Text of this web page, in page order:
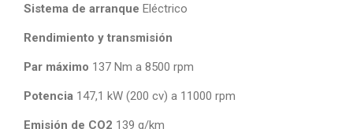
Sistema de arranque Eléctrico
Rendimiento y transmisión
Par máximo 137 Nm a 8500 rpm
Potencia 147,1 kW (200 cv) a 11000 rpm
Emisión de CO2 139 g/km